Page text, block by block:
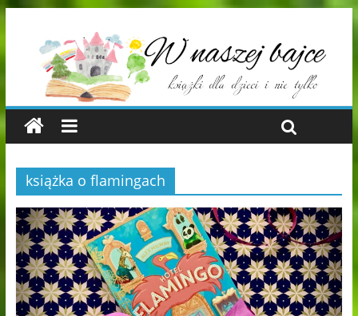
książka o flamingach